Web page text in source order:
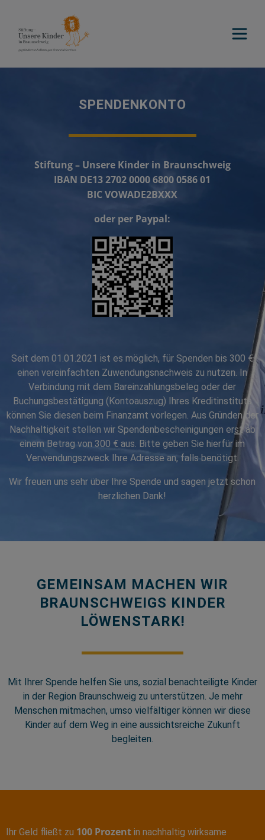
SPENDENKONTO
Stiftung – Unsere Kinder in Braunschweig
IBAN DE13 2702 0000 6800 0586 01
BIC VOWADE2BXXX
oder per Paypal:
Seit dem 01.01.2021 ist es möglich, für Spenden bis 300 €
einen vereinfachten Zuwendungsnachweis zu nutzen. In
Verbindung mit dem Bareinzahlungsbeleg oder der
Buchungsbestätigung (Kontoauszug) Ihres Kreditinstituts
können Sie diesen beim Finanzamt vorlegen. Aus Gründen der
Nachhaltigkeit stellen wir Spendenbescheinigungen erst ab
einem Betrag von 300 € aus. Bitte geben Sie hierfür im
Verwendungszweck Ihre Adresse an, falls benötigt.
Wir freuen uns sehr über Ihre Spende und sagen jetzt schon
herzlichen Dank!
GEMEINSAM MACHEN WIR
BRAUNSCHWEIGS KINDER
LÖWENSTARK!
Mit Ihrer Spende helfen Sie uns, sozial benachteiligte Kinder
in der Region Braunschweig zu unterstützen. Je mehr
Menschen mitmachen, umso vielfältiger können wir diese
Kinder auf dem Weg in eine aussichtsreiche Zukunft
begleiten.
Ihr Geld fließt zu 100 Prozent in nachhaltig wirksame